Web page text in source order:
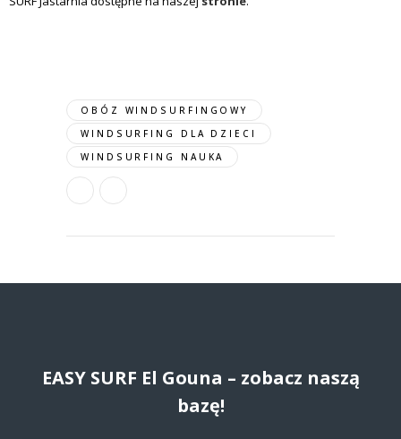
OBÓZ WINDSURFINGOWY
WINDSURFING DLA DZIECI
WINDSURFING NAUKA
EASY SURF El Gouna – zobacz naszą
bazę!